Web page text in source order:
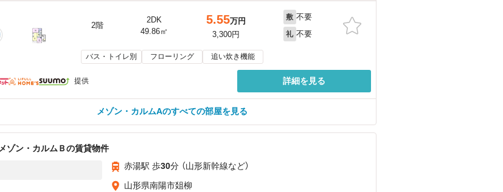
2階
2DK
49.86㎡
5.55万円
3,300円
敷 不要
礼 不要
バス・トイレ別 フローリング 追い炊き機能
提供 詳細を見る
メゾン・カルムAのすべての部屋を見る
メゾン・カルムＢの賃貸物件
赤湯駅 歩30分 （山形新幹線など）
山形県南陽市爼柳